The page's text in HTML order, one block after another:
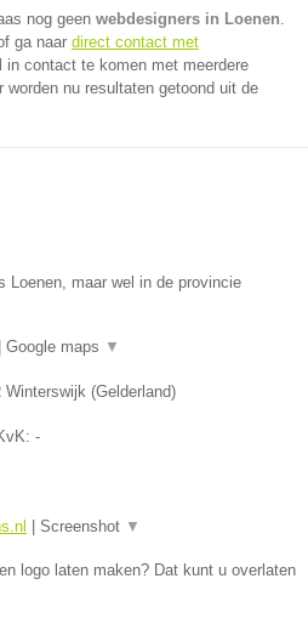
nog geen webdesigners in Loenen.
ga naar direct contact met
in contact te komen met meerdere
worden nu resultaten getoond uit de
Loenen, maar wel in de provincie
Google maps ▼
Winterswijk (Gelderland)
-
Screenshot ▼
logo laten maken? Dat kunt u overlaten